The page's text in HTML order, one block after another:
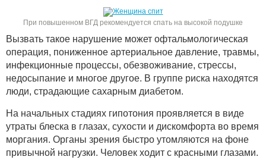
При повышенном ВГД рекомендуется спать на высокой подушке
Вызвать такое нарушение может офтальмологическая
операция, пониженное артериальное давление, травмы,
инфекционные процессы, обезвоживание, стрессы,
недосыпание и многое другое. В группе риска находятся
люди, страдающие сахарным диабетом.
На начальных стадиях гипотония проявляется в виде
утраты блеска в глазах, сухости и дискомфорта во время
моргания. Органы зрения быстро утомляются на фоне
привычной нагрузки. Человек ходит с красными глазами.